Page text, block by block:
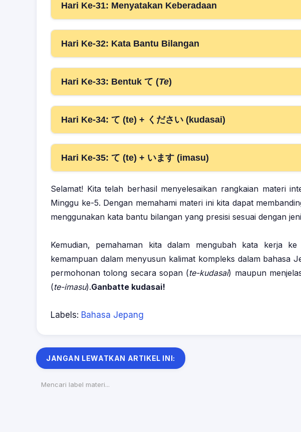
Hari Ke-31: Menyatakan Keberadaan
Hari Ke-32: Kata Bantu Bilangan
Hari Ke-33: Bentuk て (Te)
Hari Ke-34: て (te) + ください (kudasai)
Hari Ke-35: て (te) + います (imasu)
Selamat! Kita telah berhasil menyelesaikan rangkaian materi
Minggu ke-5. Dengan memahami materi ini kita dapat
menggunakan kata bantu bilangan yang presisi sesuai dengan
Kemudian, pemahaman kita dalam mengubah kata kerja
kemampuan dalam menyusun kalimat kompleks dalam bahasa
permohonan tolong secara sopan (te-kudasai) maupun
(te-imasu).Ganbatte kudasai!
Labels: Bahasa Jepang
JANGAN LEWATKAN ARTIKEL INI:
Mencari label materi...